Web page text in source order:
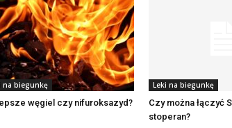
na biegunkę
węgiel czy nifuroksazyd?
Leki na biegunkę
Czy można łączyć
stoperan?